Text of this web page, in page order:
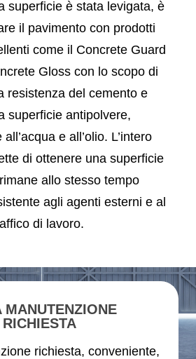
superficie è stata levigata, è
il pavimento con prodotti
come il Concrete Guard
Gloss con lo scopo di
resistenza del cemento e
superficie antipolvere,
e all’olio. L’intero
di ottenere una superficie
allo stesso tempo
agli agenti esterni e al
di lavoro.
MANUTENZIONE
RICHIESTA
richiesta, conveniente,